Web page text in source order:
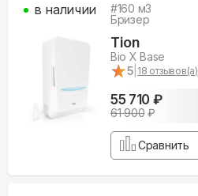
#160 м3
Бризер
Tion
Bio X Base
★
★5 18 отзывов(а)
55 710 ₽
61 900₽
в наличии
Сравнить